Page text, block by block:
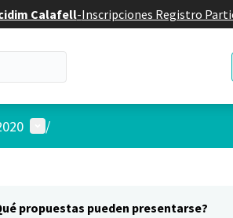
Calafell-Inscripciones Registro
Menú de usuario
/
propuestas pueden presentarse?